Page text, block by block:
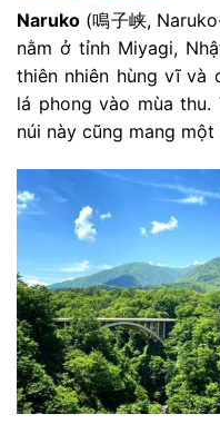
Naruko (鳴子峡,
nằm ở tỉnh Miyagi,
thiên nhiên hùng vĩ và
lá phong vào mùa thu.
núi này cũng mang